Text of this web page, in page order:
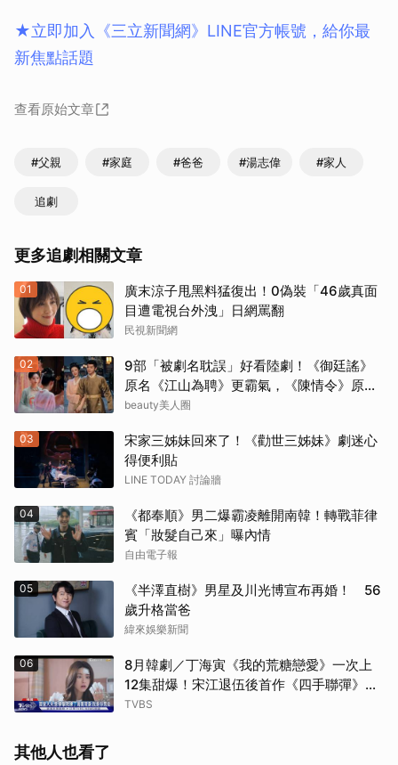
★立即加入《三立新聞網》LINE官方帳號，給你最
新焦點話題
查看原始文章
#父親 #家庭 #爸爸 #湯志偉 #家人
追劇
更多追劇相關文章
01
廣末涼子甩黑料猛復出！0偽裝「46歲真面
目遭電視台外洩」日網罵翻
民視新聞網
02
9部「被劇名耽誤」好看陸劇！《御廷謠》
原名《江山為聘》更霸氣，《陳情令》原名
好聽
beauty美人圈
03
宋家三姊妹回來了！《勸世三姊妹》劇迷心
得便利貼
LINE TODAY 討論牆
04
《都奉順》男二爆霸凌離開南韓！轉戰菲律
賓「妝髮自己來」曝內情
自由電子報
05
《半澤直樹》男星及川光博宣布再婚！ 56
歲升格當爸
緯來娛樂新聞
06
8月韓劇／丁海寅《我的荒糖戀愛》一次上
12集甜爆！宋江退伍後首作《四手聯彈》倒
數
TVBS
其他人也看了